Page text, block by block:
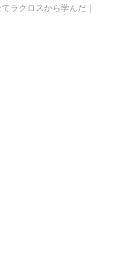
ラクロスから学んだ｜